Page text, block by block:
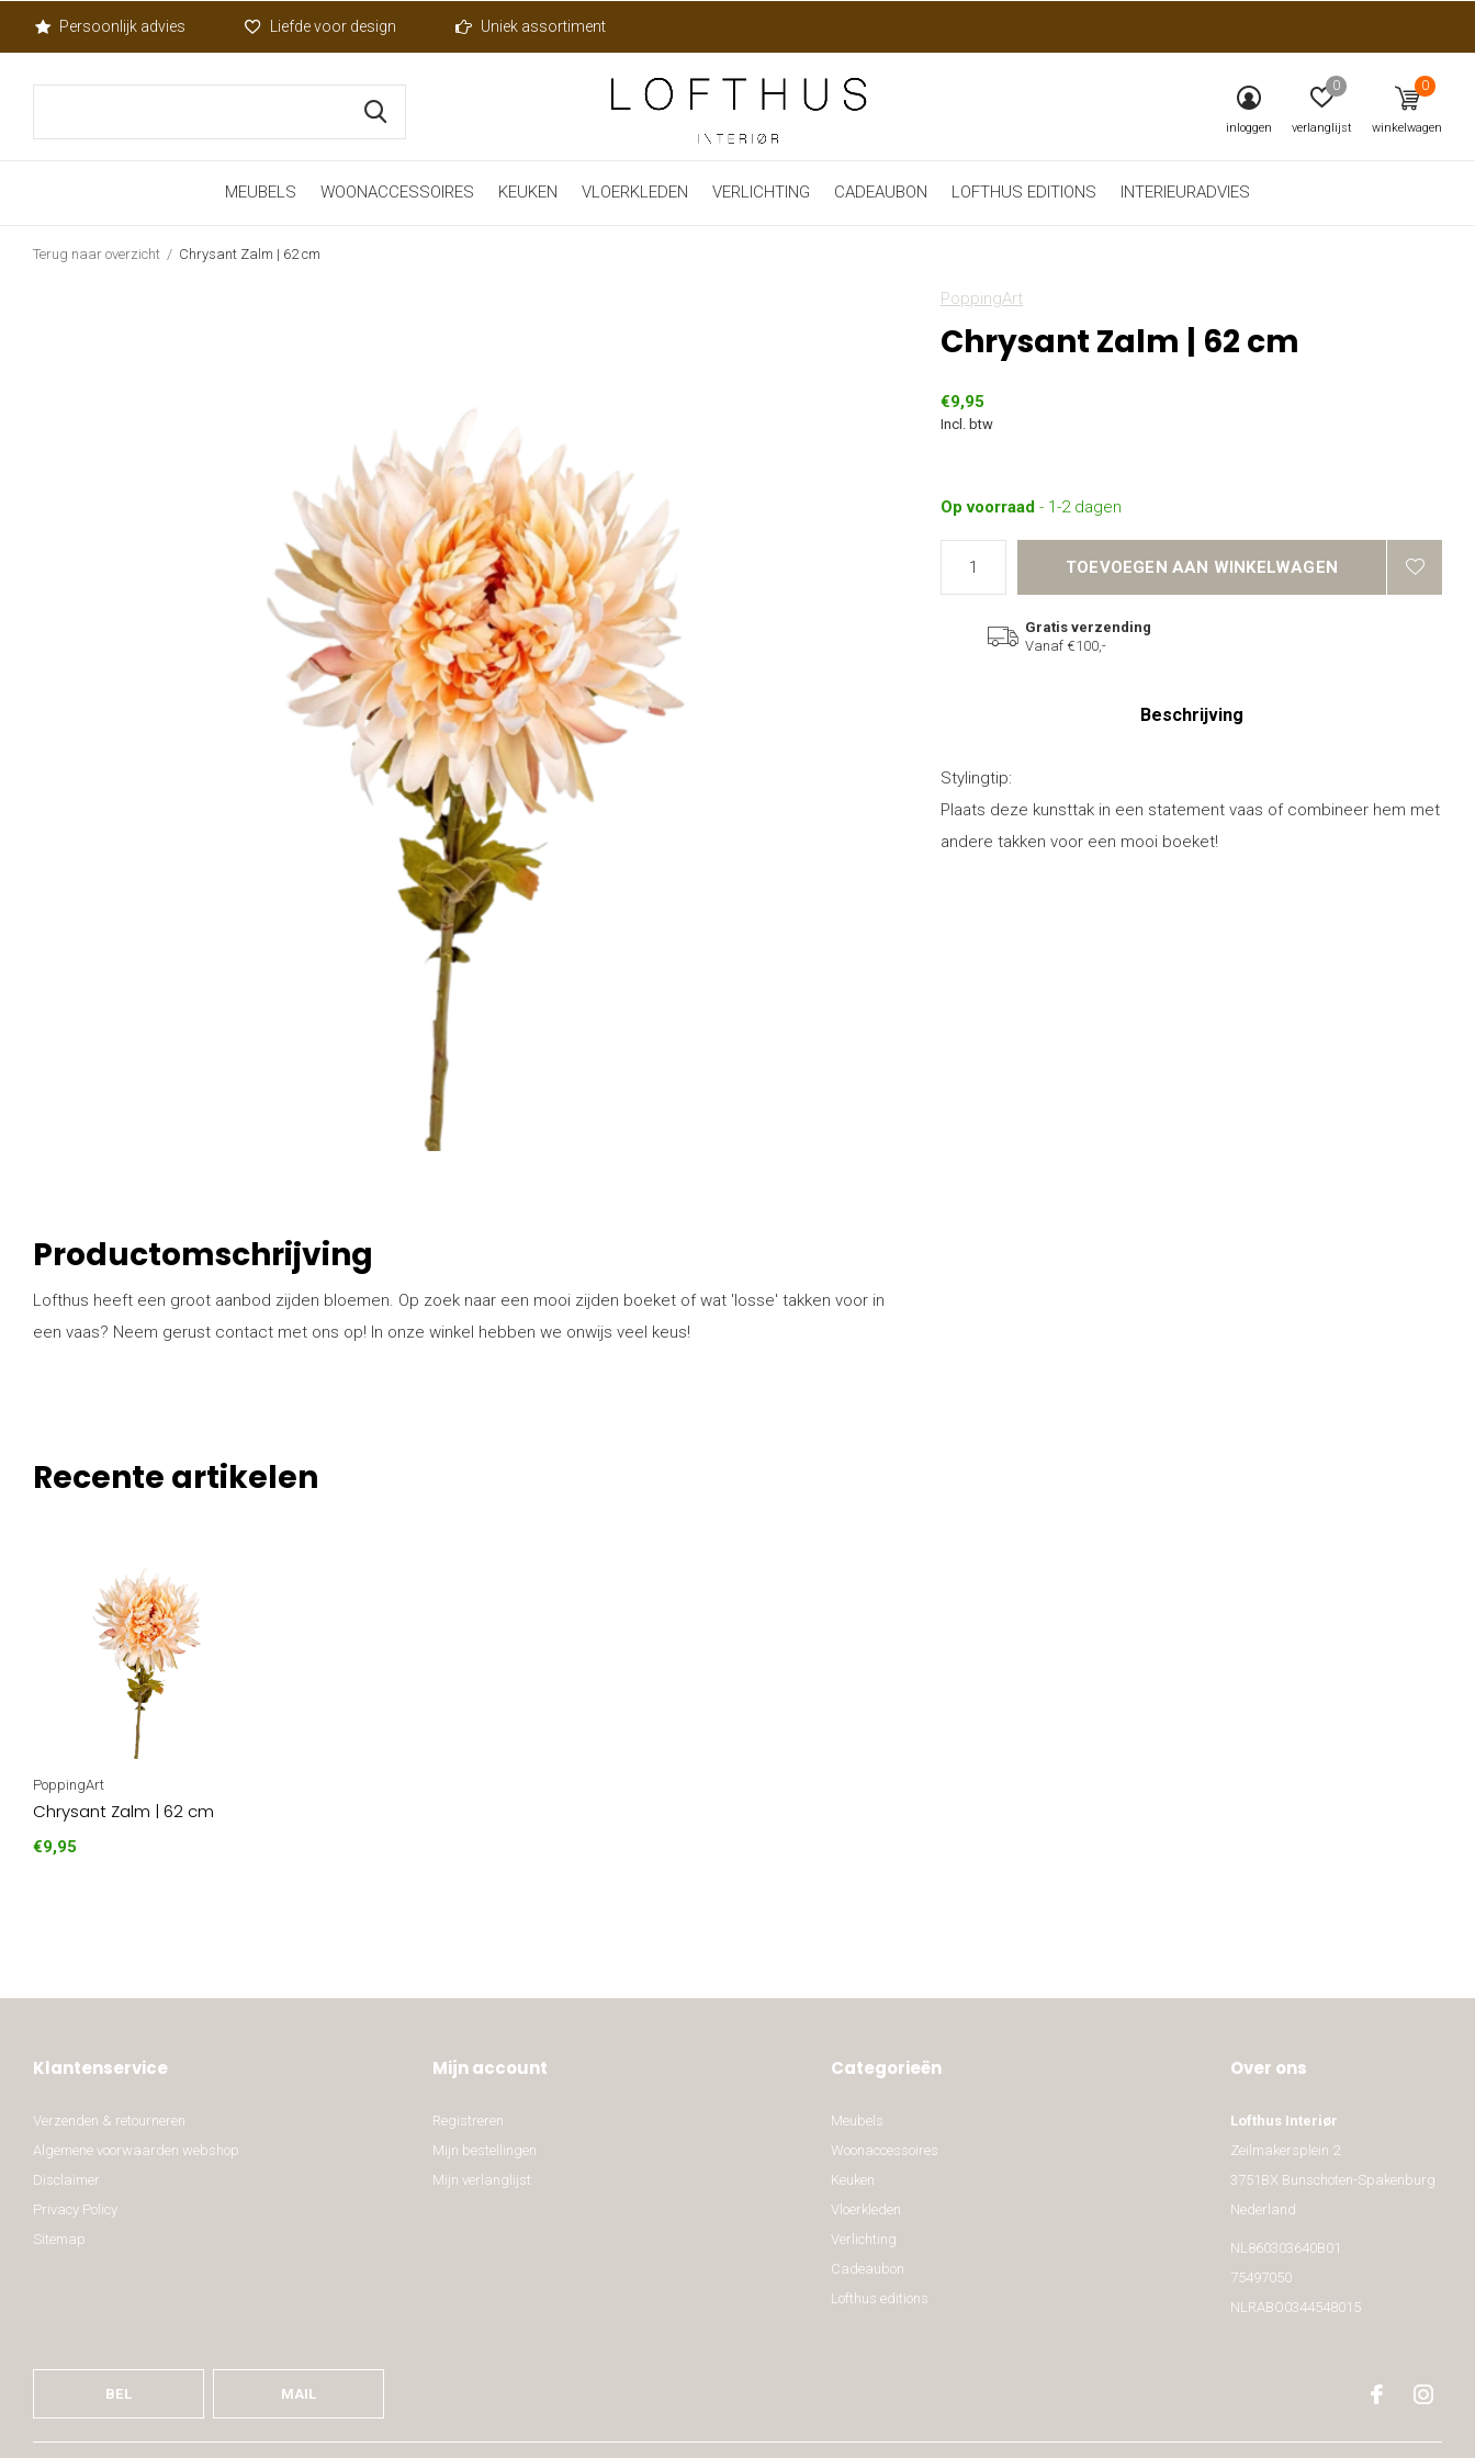
MEUBELS WOONACCESSOIRES KEUKEN VLOERKLEDEN VERLICHTING CADEAUBON LOFTHUS EDITIONS INTERIEURADVIES
inloggen verlanglijst
0
winkelwagen
0
Persoonlijk advies Liefde voor design Uniek assortiment
Terug naar overzicht Chrysant Zalm | 62 cm
PoppingArt
Chrysant Zalm | 62 cm
€9,95
Incl. btw
Op voorraad - 1-2 dagen
TOEVOEGEN AAN WINKELWAGEN
Gratis verzending
Vanaf €100,-
Beschrijving
Stylingtip:
Plaats deze kunsttak in een statement vaas of combineer hem met
andere takken voor een mooi boeket!
Productomschrijving
Lofthus heeft een groot aanbod zijden bloemen. Op zoek naar een mooi zijden boeket of wat 'losse' takken voor in
een vaas? Neem gerust contact met ons op! In onze winkel hebben we onwijs veel keus!
Recente artikelen
PoppingArt
Chrysant Zalm | 62 cm
€9,95
Klantenservice
Verzenden & retourneren
Algemene voorwaarden webshop
Disclaimer
Privacy Policy
Sitemap
Mijn account
Registreren
Mijn bestellingen
Mijn verlanglijst
Categorieën
Meubels
Woonaccessoires
Keuken
Vloerkleden
Verlichting
Cadeaubon
Lofthus editions
Over ons
Lofthus Interiør
Zeilmakersplein 2
3751BX Bunschoten-Spakenburg
Nederland
NL860303640B01
75497050
NLRABO0344548015
BEL MAIL